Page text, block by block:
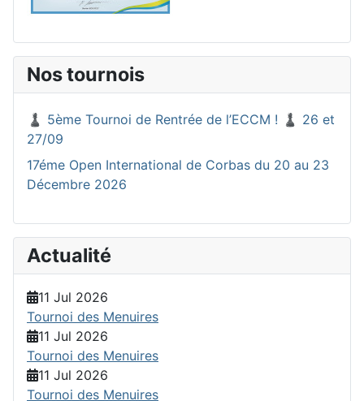
Nos tournois
♟️ 5ème Tournoi de Rentrée de l’ECCM ! ♟️ 26 et
27/09
17éme Open International de Corbas du 20 au 23
Décembre 2026
Actualité
11 Jul 2026
Tournoi des Menuires
11 Jul 2026
Tournoi des Menuires
11 Jul 2026
Tournoi des Menuires